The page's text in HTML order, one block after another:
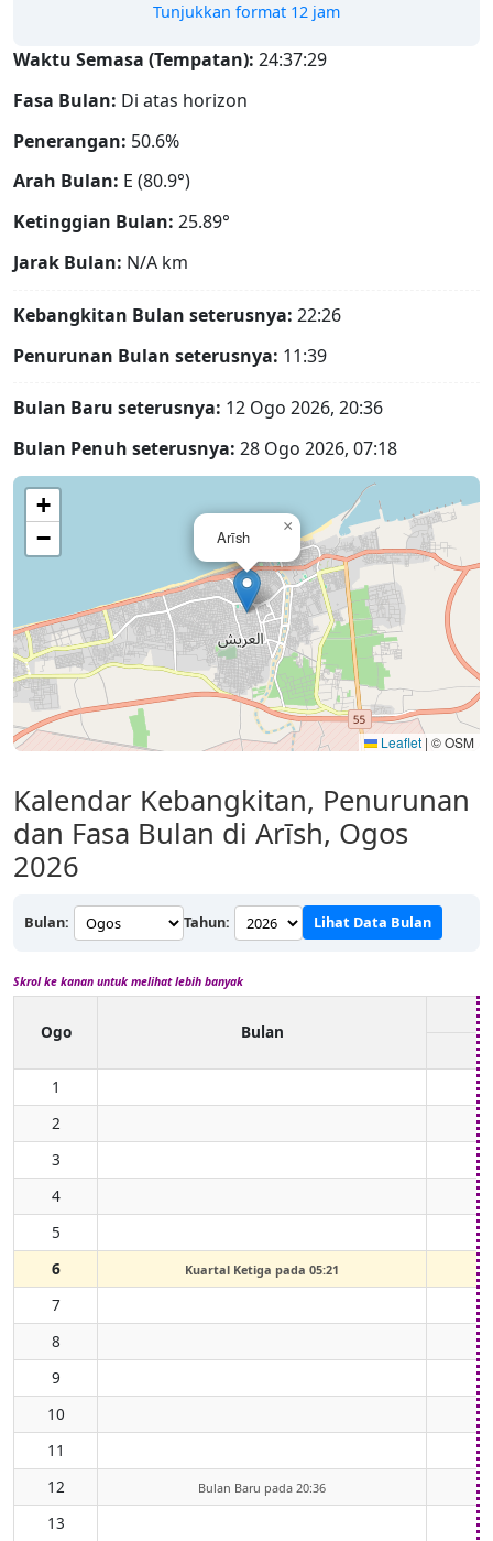
Tunjukkan format 12 jam
Waktu Semasa (Tempatan): 24:37:30
Fasa Bulan: Di atas horizon
Penerangan: 50.6%
Arah Bulan: E (80.9°)
Ketinggian Bulan: 25.89°
Jarak Bulan: N/A km
Kebangkitan Bulan seterusnya: 22:26
Penurunan Bulan seterusnya: 11:39
Bulan Baru seterusnya: 12 Ogo 2026, 20:36
Bulan Penuh seterusnya: 28 Ogo 2026, 07:18
Arīsh
×
+
−
Leaflet | © OSM
Kalendar Kebangkitan, Penurunan
dan Fasa Bulan di Arīsh, Ogos
2026
Bulan: Tahun: Lihat Data Bulan
Skrol ke kanan untuk melihat lebih banyak
Ogo Bulan
1
2
3
4
5
6
Kuartal Ketiga pada 05:21
7
8
9
10
11
12
Bulan Baru pada 20:36
13